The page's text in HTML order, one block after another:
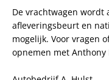
De vrachtwagen wordt
afleveringsbeurt en
mogelijk. Voor vragen
opnemen met Anthony